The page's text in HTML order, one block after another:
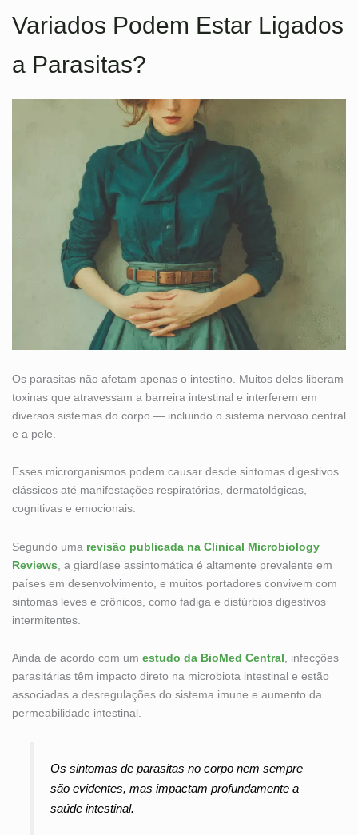
Variados Podem Estar Ligados
a Parasitas?
Os parasitas não afetam apenas o intestino. Muitos deles liberam
toxinas que atravessam a barreira intestinal e interferem em
diversos sistemas do corpo — incluindo o sistema nervoso central
e a pele.
Esses microrganismos podem causar desde sintomas digestivos
clássicos até manifestações respiratórias, dermatológicas,
cognitivas e emocionais.
Segundo uma revisão publicada na Clinical Microbiology
Reviews , a giardíase assintomática é altamente prevalente em
países em desenvolvimento, e muitos portadores convivem com
sintomas leves e crônicos, como fadiga e distúrbios digestivos
intermitentes.
Ainda de acordo com um estudo da BioMed Central , infecções
parasitárias têm impacto direto na microbiota intestinal e estão
associadas a desregulações do sistema imune e aumento da
permeabilidade intestinal.
Os sintomas de parasitas no corpo nem sempre
são evidentes, mas impactam profundamente a
saúde intestinal.